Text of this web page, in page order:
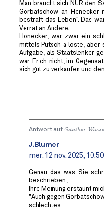
Man braucht sich NUR den
Gorbatschow an Honecker
bestraft das Leben". Das
Verrat an Andere.
Honecker, war zwar ein
mittels Putsch a löste, aber
Aufgabe, als Staatslenker
war Erich nicht, im
sich gut zu verkaufen und
Antwort auf Günther
J.Blumer
mer. 12 nov. 2025, 10:50
Genau das was Sie
beschrieben ,
Ihre Meinung erstaunt
"Auch gegen
schlechtes